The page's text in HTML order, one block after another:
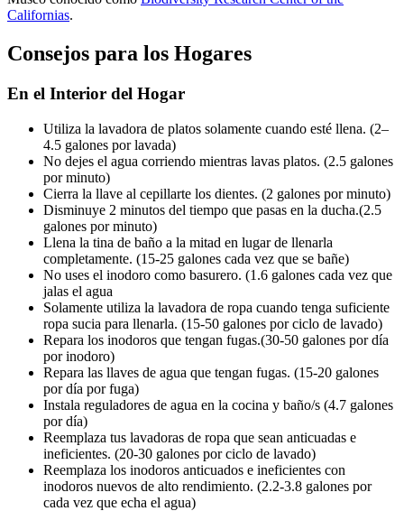
Californias.
Consejos para los Hogares
En el Interior del Hogar
Utiliza la lavadora de platos solamente cuando esté llena. (2–
4.5 galones por lavada)
No dejes el agua corriendo mientras lavas platos. (2.5 galones
por minuto)
Cierra la llave al cepillarte los dientes. (2 galones por minuto)
Disminuye 2 minutos del tiempo que pasas en la ducha.(2.5
galones por minuto)
Llena la tina de baño a la mitad en lugar de llenarla
completamente. (15-25 galones cada vez que se bañe)
No uses el inodoro como basurero. (1.6 galones cada vez que
jalas el agua
Solamente utiliza la lavadora de ropa cuando tenga suficiente
ropa sucia para llenarla. (15-50 galones por ciclo de lavado)
Repara los inodoros que tengan fugas.(30-50 galones por día
por inodoro)
Repara las llaves de agua que tengan fugas. (15-20 galones
por día por fuga)
Instala reguladores de agua en la cocina y baño/s (4.7 galones
por día)
Reemplaza tus lavadoras de ropa que sean anticuadas e
ineficientes. (20-30 galones por ciclo de lavado)
Reemplaza los inodoros anticuados e ineficientes con
inodoros nuevos de alto rendimiento. (2.2-3.8 galones por
cada vez que echa el agua)